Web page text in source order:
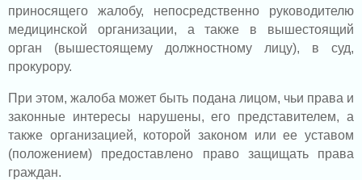
приносящего жалобу, непосредственно руководителю
медицинской организации, а также в вышестоящий
орган (вышестоящему должностному лицу), в суд,
прокурору.
При этом, жалоба может быть подана лицом, чьи права и
законные интересы нарушены, его представителем, а
также организацией, которой законом или ее уставом
(положением) предоставлено право защищать права
граждан.